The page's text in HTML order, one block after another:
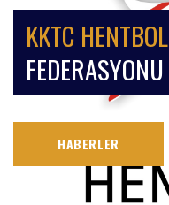
KKTC HENTBOL
FEDERASYONU
HABERLER